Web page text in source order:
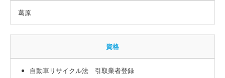
葛原
資格
自動車リサイクル法 引取業者登録